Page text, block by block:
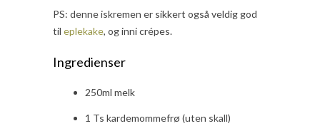
PS: denne iskremen er sikkert også veldig god
til eplekake, og inni crépes.
Ingredienser
250ml melk
1 Ts kardemommefrø (uten skall)